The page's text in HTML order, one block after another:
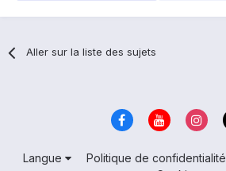
Aller sur la liste des sujets
Langue Politique de confidentialité